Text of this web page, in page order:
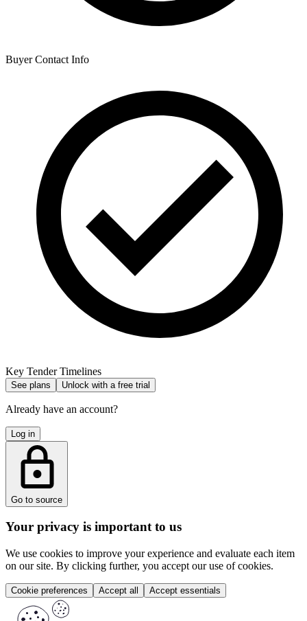
Buyer Contact Info
Key Tender Timelines
See plans Unlock with a free trial
Already have an account?
Log in
Go to source
Your privacy is important to us
We use cookies to improve your experience and evaluate each item
on our site. By clicking further, you accept our use of cookies.
Cookie preferences Accept all Accept essentials